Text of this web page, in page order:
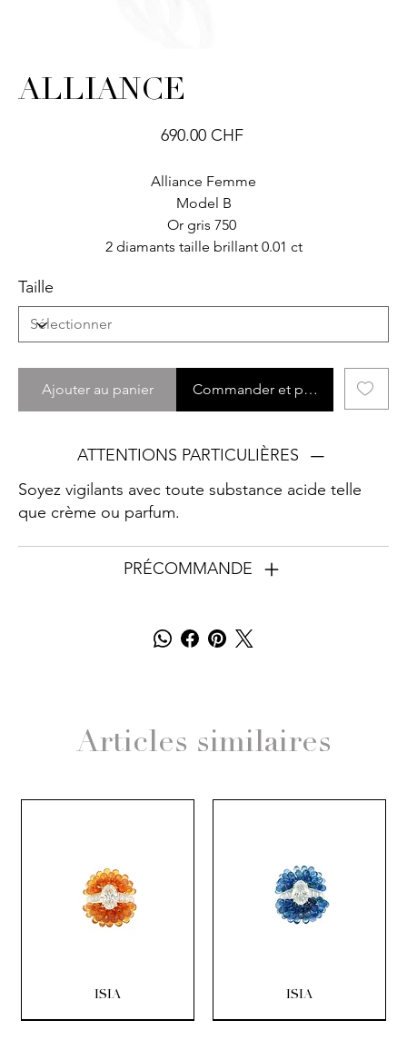
ALLIANCE
Prix
690.00 CHF
Alliance Femme
Model B
Or gris 750
2 diamants taille brillant 0.01 ct
Taille
Ajouter au panier Commander et payer
ATTENTIONS PARTICULIÈRES
Soyez vigilants avec toute substance acide telle
que crème ou parfum.
PRÉCOMMANDE
Articles similaires
ISIA ISIA